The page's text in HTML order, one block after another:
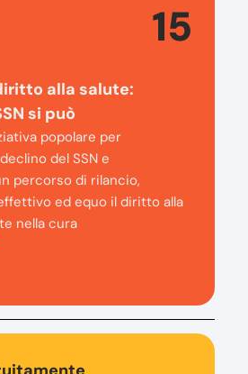
15
alla salute:
si può
popolare per
del SSN e
percorso di rilancio,
ed equo il diritto alla
nella cura